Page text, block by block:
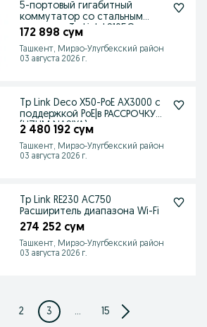
5-портовый гигабитный
коммутатор со стальным
корпусом Tp Link LS105G
172 898 сум
Ташкент, Мирзо-Улугбекский район
03 августа 2026 г.
Tp Link Deco X50-PoE AX3000 с
поддержкой PoE|в РАССРОЧКУ
(UZUM NASIYA)
2 480 192 сум
Ташкент, Мирзо-Улугбекский район
03 августа 2026 г.
Tp Link RE230 AC750
Расширитель диапазона Wi-Fi
274 252 сум
Ташкент, Мирзо-Улугбекский район
03 августа 2026 г.
2 3 ... 15